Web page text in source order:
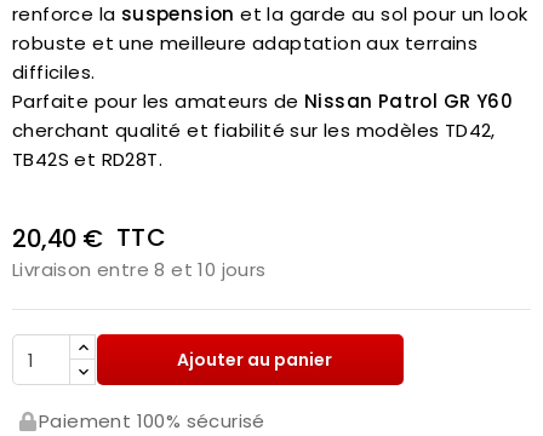
renforce la suspension et la garde au sol pour un look
robuste et une meilleure adaptation aux terrains
difficiles.
Parfaite pour les amateurs de Nissan Patrol GR Y60
cherchant qualité et fiabilité sur les modèles TD42,
TB42S et RD28T.
20,40 € TTC
Livraison entre 8 et 10 jours
Ajouter au panier
Paiement 100% sécurisé